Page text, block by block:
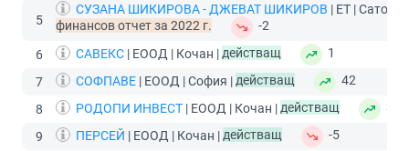
5
СУЗАНА ШИКИРОВА - ДЖЕВАТ ШИКИРОВ | ЕТ |
финансов отчет за 2022 г.
-2
6
САВЕКС | ЕООД | Кочан |действащ
1
7
СОФПАВЕ | ЕООД | София |действащ
42
8
РОДОПИ ИНВЕСТ | ЕООД | Кочан |действащ
3
9
ПЕРСЕЙ | ЕООД | Кочан |действащ
-5